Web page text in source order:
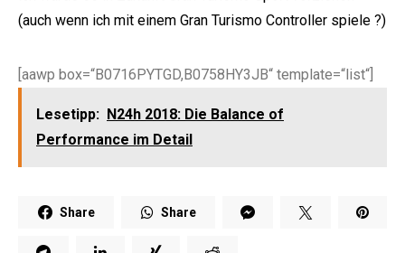
(auch wenn ich mit einem Gran Turismo Controller spiele ?)
[aawp box=“B0716PYTGD,B0758HY3JB“ template=“list“]
Lesetipp: N24h 2018: Die Balance of
Performance im Detail
Share Share